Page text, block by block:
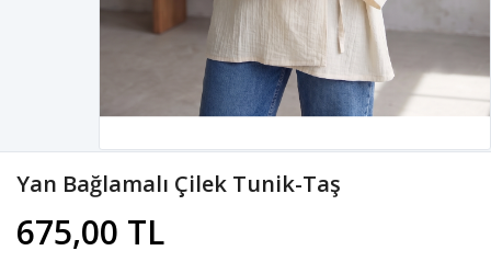
Yan Bağlamalı Çilek Tunik-Taş
675,00 TL